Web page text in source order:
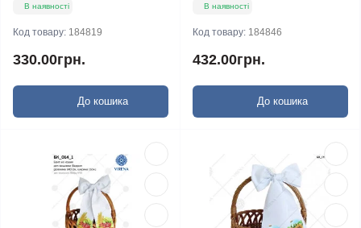
В наявності
Код товару: 184819
330.00грн.
До кошика
В наявності
Код товару: 184846
432.00грн.
До кошика